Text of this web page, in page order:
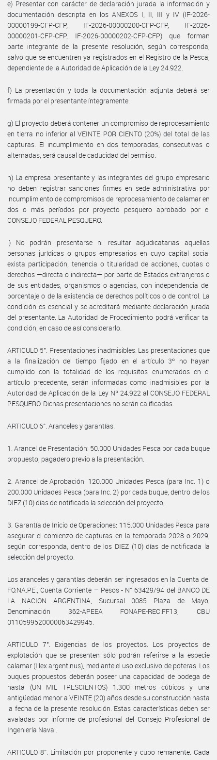
e) Presentar con carácter de declaración jurada la información y
documentación descripta en los ANEXOS I, II, III y IV (IF-2026-
00000199-CFP-CFP, IF-2026-00000200-CFP-CFP, IF-2026-
00000201-CFP-CFP, IF-2026-00000202-CFP-CFP) que forman
parte integrante de la presente resolución, según corresponda,
salvo que se encuentren ya registrados en el Registro de la Pesca,
dependiente de la Autoridad de Aplicación de la Ley 24.922.
f) La presentación y toda la documentación adjunta deberá ser
firmada por el presentante íntegramente.
g) El proyecto deberá contener un compromiso de reprocesamiento
en tierra no inferior al VEINTE POR CIENTO (20%) del total de las
capturas. El incumplimiento en dos temporadas, consecutivas o
alternadas, será causal de caducidad del permiso.
h) La empresa presentante y las integrantes del grupo empresario
no deben registrar sanciones firmes en sede administrativa por
incumplimiento de compromisos de reprocesamiento de calamar en
dos o más períodos por proyecto pesquero aprobado por el
CONSEJO FEDERAL PESQUERO.
i) No podrán presentarse ni resultar adjudicatarias aquellas
personas jurídicas o grupos empresarios en cuyo capital social
exista participación, tenencia o titularidad de acciones, cuotas o
derechos —directa o indirecta— por parte de Estados extranjeros o
de sus entidades, organismos o agencias, con independencia del
porcentaje o de la existencia de derechos políticos o de control. La
condición es esencial y se acreditará mediante declaración jurada
del presentante. La Autoridad de Procedimiento podrá verificar tal
condición, en caso de así considerarlo.
ARTICULO 5°. Presentaciones inadmisibles. Las presentaciones que
a la finalización del tiempo fijado en el artículo 3º no hayan
cumplido con la totalidad de los requisitos enumerados en el
artículo precedente, serán informadas como inadmisibles por la
Autoridad de Aplicación de la Ley Nº 24.922 al CONSEJO FEDERAL
PESQUERO. Dichas presentaciones no serán calificadas.
ARTICULO 6°. Aranceles y garantías.
1. Arancel de Presentación: 50.000 Unidades Pesca por cada buque
propuesto, pagadero previo a la presentación.
2. Arancel de Aprobación: 120.000 Unidades Pesca (para Inc. 1) o
200.000 Unidades Pesca (para Inc. 2) por cada buque, dentro de los
DIEZ (10) días de notificada la selección del proyecto.
3. Garantía de Inicio de Operaciones: 115.000 Unidades Pesca para
asegurar el comienzo de capturas en la temporada 2028 o 2029,
según corresponda, dentro de los DIEZ (10) días de notificada la
selección del proyecto.
Los aranceles y garantías deberán ser ingresados en la Cuenta del
FO.NA.PE., Cuenta Corriente – Pesos - N° 63429/94 del BANCO DE
LA NACION ARGENTINA, Sucursal 0085 Plaza de Mayo,
Denominación 362-APEEA FONAPE-REC.FF13, CBU
0110599520000063429945.
ARTICULO 7°. Exigencias de los proyectos. Los proyectos de
explotación que se presenten sólo podrán referirse a la especie
calamar (Illex argentinus), mediante el uso exclusivo de poteras. Los
buques propuestos deberán poseer una capacidad de bodega de
hasta (UN MIL TRESCIENTOS) 1.300 metros cúbicos y una
antigüedad menor a VEINTE (20) años desde su construcción hasta
la fecha de la presente resolución. Estas características deben ser
avaladas por informe de profesional del Consejo Profesional de
Ingeniería Naval.
ARTICULO 8°. Limitación por proponente y cupo remanente. Cada